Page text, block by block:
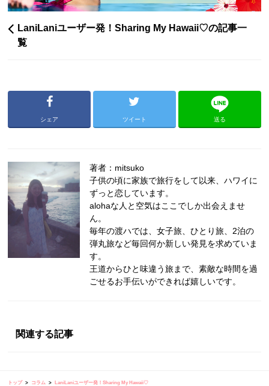
LaniLaniユーザー発！Sharing My Hawaii♡の記事一
覧
シェア ツイート 送る
著者：mitsuko
子供の頃に家族で旅行をして以来、ハワイに
ずっと恋しています。
alohaな人と空気はここでしか出会えませ
ん。
毎年の渡ハでは、女子旅、ひとり旅、2泊の
弾丸旅など毎回何か新しい発見を求めていま
す。
王道からひと味違う旅まで、素敵な時間を過
ごせるお手伝いができれば嬉しいです。
関連する記事
トップ コラム
LaniLaniユーザー発！Sharing My Hawaii♡